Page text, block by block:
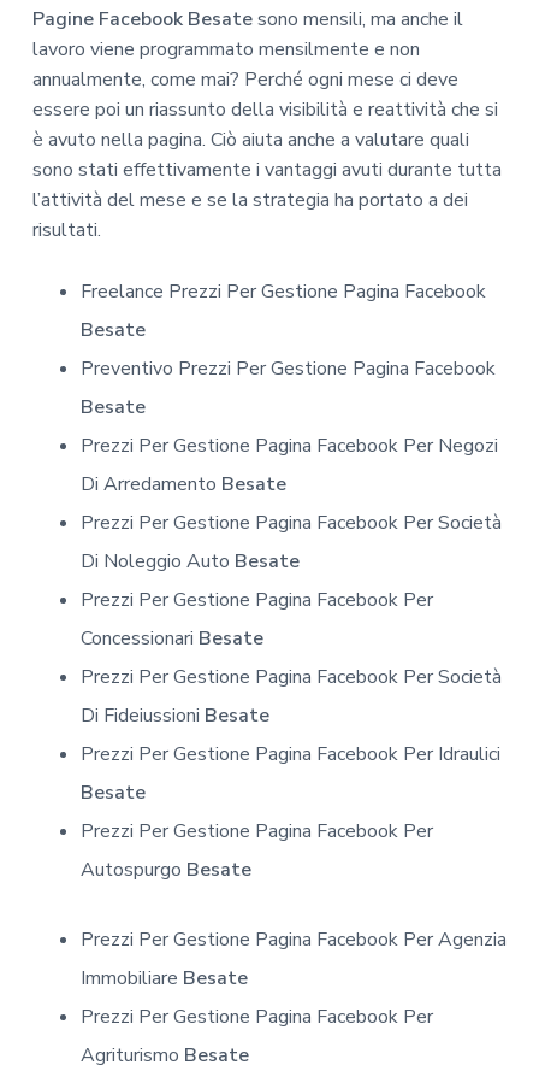
Pagine Facebook Besatesono mensili, ma anche il
lavoro viene programmato mensilmente e non
annualmente, come mai? Perché ogni mese ci deve
essere poi un riassunto della visibilità e reattività che si
è avuto nella pagina. Ciò aiuta anche a valutare quali
sono stati effettivamente i vantaggi avuti durante tutta
l’attività del mese e se la strategia ha portato a dei
risultati.
Freelance Prezzi Per Gestione Pagina Facebook
Besate
Preventivo Prezzi Per Gestione Pagina Facebook
Besate
Prezzi Per Gestione Pagina Facebook Per Negozi
Di Arredamento Besate
Prezzi Per Gestione Pagina Facebook Per Società
Di Noleggio Auto Besate
Prezzi Per Gestione Pagina Facebook Per
Concessionari Besate
Prezzi Per Gestione Pagina Facebook Per Società
Di Fideiussioni Besate
Prezzi Per Gestione Pagina Facebook Per Idraulici
Besate
Prezzi Per Gestione Pagina Facebook Per
Autospurgo Besate
Prezzi Per Gestione Pagina Facebook Per Agenzia
Immobiliare Besate
Prezzi Per Gestione Pagina Facebook Per
Agriturismo Besate